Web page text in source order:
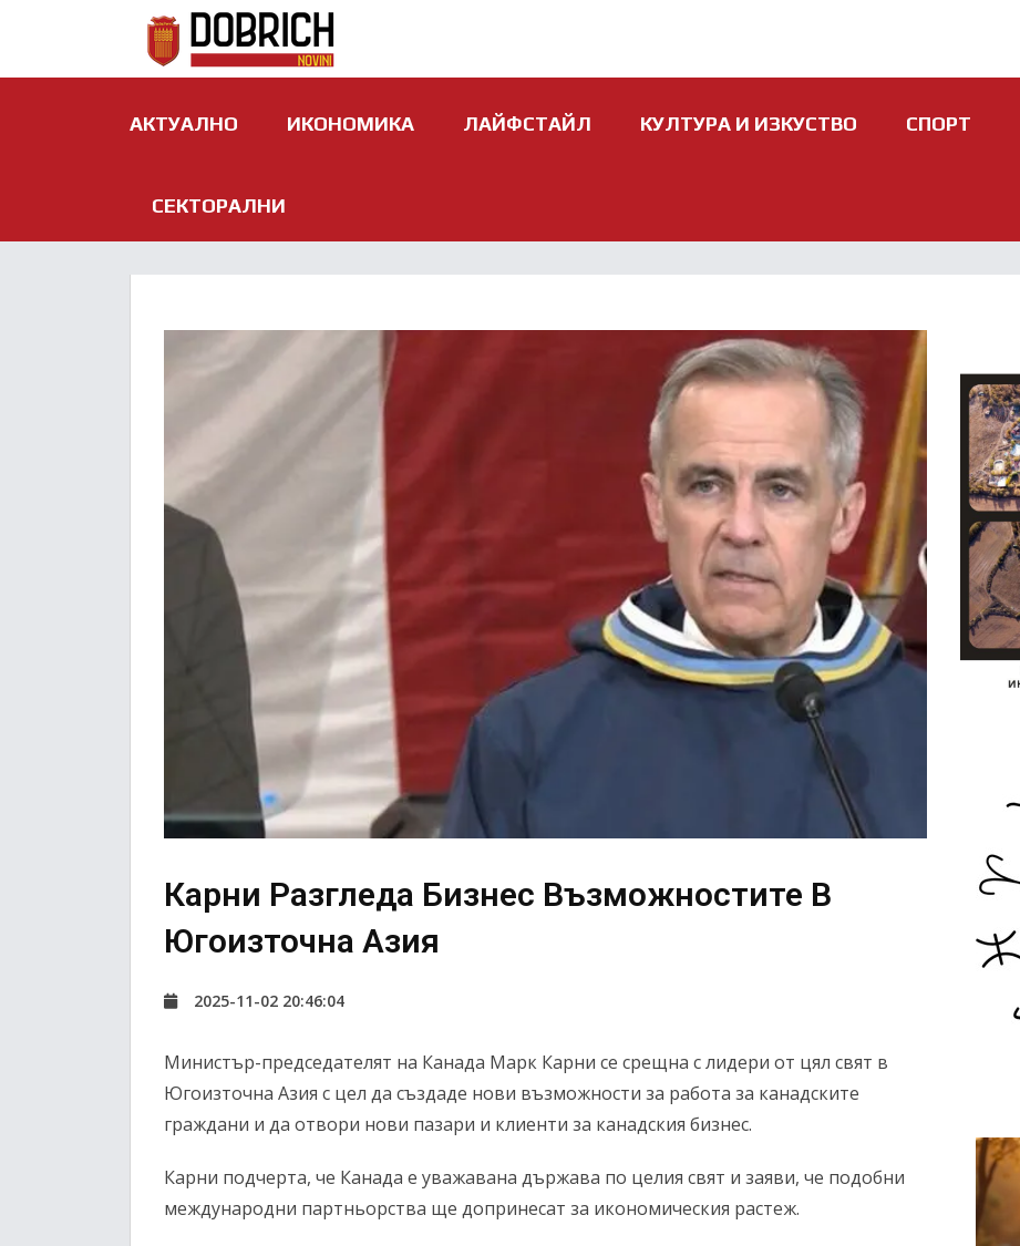
АКТУАЛНО ИКОНОМИКА ЛАЙФСТАЙЛ КУЛТУРА И ИЗКУСТВО СПОРТ
СЕКТОРАЛНИ
Карни Разгледа Бизнес Възможностите В
Югоизточна Азия
2025-11-02 20:46:04
Министър-председателят на Канада Марк Карни се срещна с лидери от цял свят в
Югоизточна Азия с цел да създаде нови възможности за работа за канадските
граждани и да отвори нови пазари и клиенти за канадския бизнес.
Карни подчерта, че Канада е уважавана държава по целия свят и заяви, че подобни
международни партньорства ще допринесат за икономическия растеж.